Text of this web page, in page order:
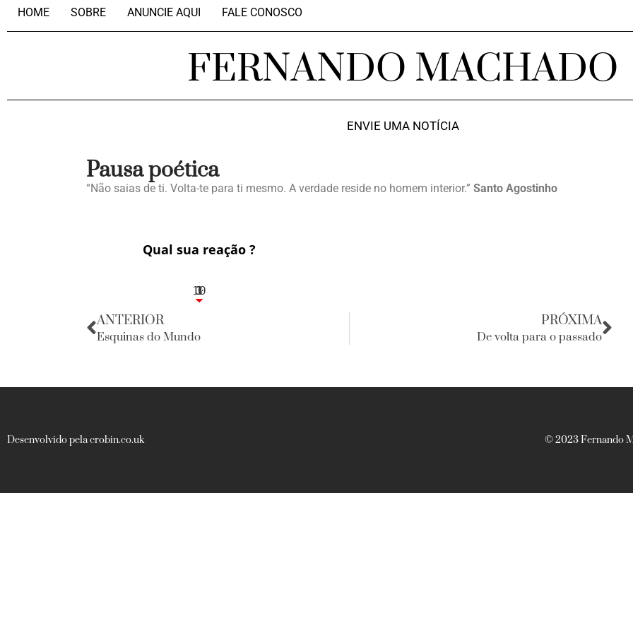
HOME SOBRE ANUNCIE AQUI FALE CONOSCO
FERNANDO MACHADO
ENVIE UMA NOTÍCIA
Pausa poética
“Não saias de ti. Volta-te para ti mesmo. A verdade reside no homem interior.” Santo Agostinho
Qual sua reação ?
3
1
1
3
10
ANTERIOR
Esquinas do Mundo
PRÓXIMA
De volta para o passado
Desenvolvido pela crobin.co.uk © 2023 Fernando